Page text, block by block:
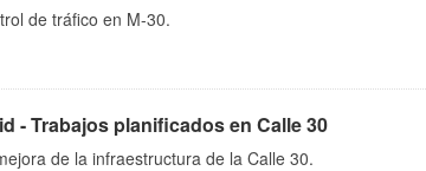
de tráfico en M-30.
- Trabajos planificados en Calle 30
de la infraestructura de la Calle 30.